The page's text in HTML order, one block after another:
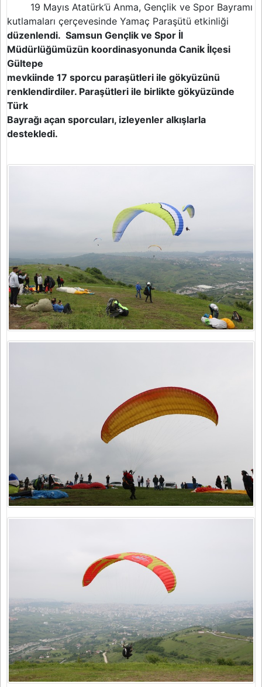
19 Mayıs Atatürk’ü Anma, Gençlik ve Spor Bayramı
kutlamaları çerçevesinde Yamaç Paraşütü etkinliği
düzenlendi. Samsun Gençlik ve Spor İl
Müdürlüğümüzün koordinasyonunda Canik İlçesi
Gültepe
mevkiinde 17 sporcu paraşütleri ile gökyüzünü
renklendirdiler. Paraşütleri ile birlikte gökyüzünde
Türk
Bayrağı açan sporcuları, izleyenler alkışlarla
destekledi.